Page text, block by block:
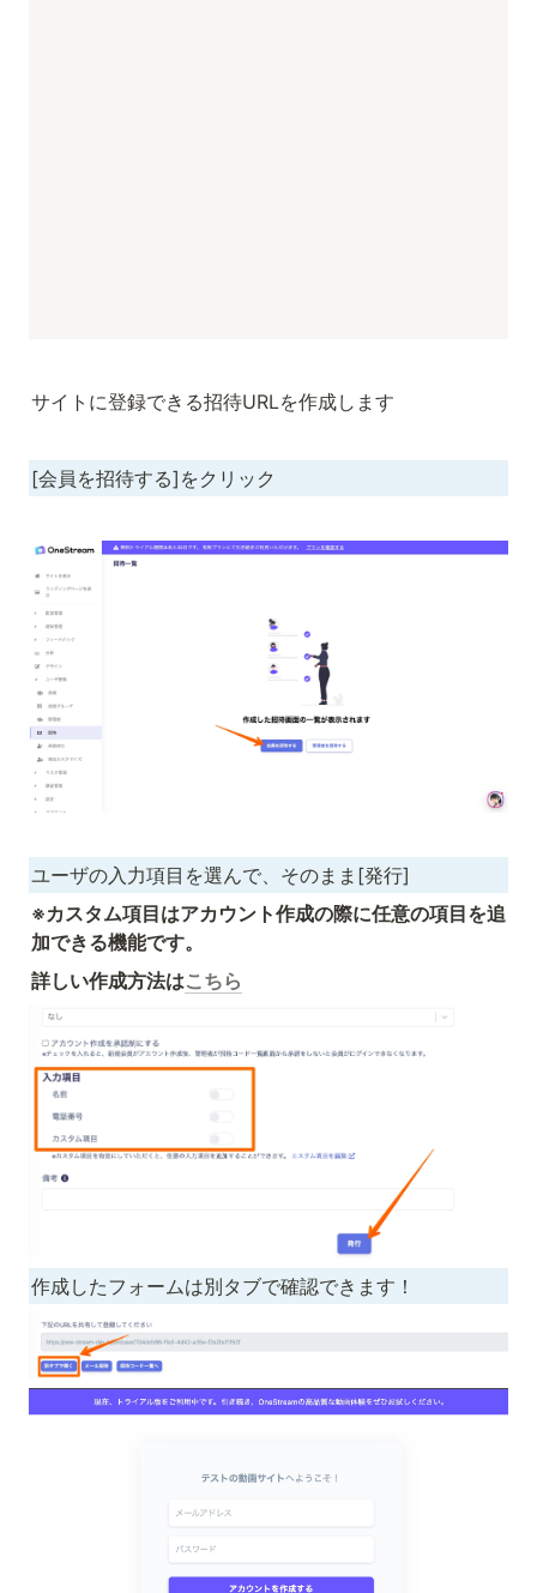
サイトに登録できる招待URLを作成します
[会員を招待する]をクリック
ユーザの入力項目を選んで、そのまま[発行]
※カスタム項目はアカウント作成の際に任意の項目を追
加できる機能です。
詳しい作成方法はこちら
作成したフォームは別タブで確認できます！